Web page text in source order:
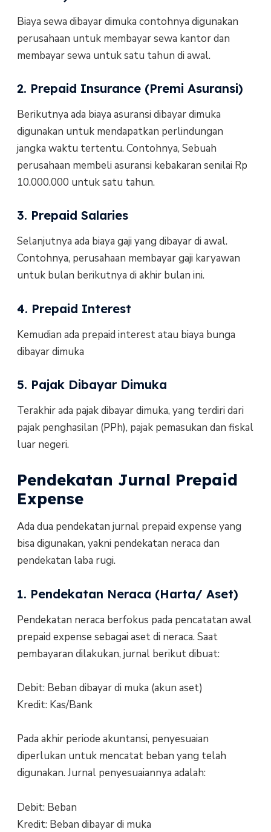
Biaya sewa dibayar dimuka contohnya digunakan
perusahaan untuk membayar sewa kantor dan
membayar sewa untuk satu tahun di awal.
2. Prepaid Insurance (Premi Asuransi)
Berikutnya ada biaya asuransi dibayar dimuka
digunakan untuk mendapatkan perlindungan
jangka waktu tertentu. Contohnya, Sebuah
perusahaan membeli asuransi kebakaran senilai Rp
10.000.000 untuk satu tahun.
3. Prepaid Salaries
Selanjutnya ada biaya gaji yang dibayar di awal.
Contohnya, perusahaan membayar gaji karyawan
untuk bulan berikutnya di akhir bulan ini.
4. Prepaid Interest
Kemudian ada prepaid interest atau biaya bunga
dibayar dimuka
5. Pajak Dibayar Dimuka
Terakhir ada pajak dibayar dimuka, yang terdiri dari
pajak penghasilan (PPh), pajak pemasukan dan fiskal
luar negeri.
Pendekatan Jurnal Prepaid
Expense
Ada dua pendekatan jurnal prepaid expense yang
bisa digunakan, yakni pendekatan neraca dan
pendekatan laba rugi.
1. Pendekatan Neraca (Harta/ Aset)
Pendekatan neraca berfokus pada pencatatan awal
prepaid expense sebagai aset di neraca. Saat
pembayaran dilakukan, jurnal berikut dibuat:
Debit: Beban dibayar di muka (akun aset)
Kredit: Kas/Bank
Pada akhir periode akuntansi, penyesuaian
diperlukan untuk mencatat beban yang telah
digunakan. Jurnal penyesuaiannya adalah:
Debit: Beban
Kredit: Beban dibayar di muka